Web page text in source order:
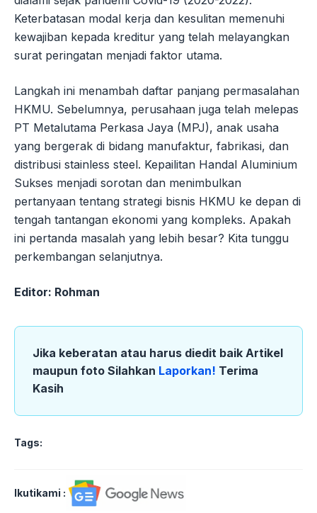
Keterbatasan modal kerja dan kesulitan memenuhi
kewajiban kepada kreditur yang telah melayangkan
surat peringatan menjadi faktor utama.
Langkah ini menambah daftar panjang permasalahan
HKMU. Sebelumnya, perusahaan juga telah melepas
PT Metalutama Perkasa Jaya (MPJ), anak usaha
yang bergerak di bidang manufaktur, fabrikasi, dan
distribusi stainless steel. Kepailitan Handal Aluminium
Sukses menjadi sorotan dan menimbulkan
pertanyaan tentang strategi bisnis HKMU ke depan di
tengah tantangan ekonomi yang kompleks. Apakah
ini pertanda masalah yang lebih besar? Kita tunggu
perkembangan selanjutnya.
Editor: Rohman
Jika keberatan atau harus diedit baik Artikel
maupun foto Silahkan Laporkan! Terima
Kasih
Tags:
Ikutikami :